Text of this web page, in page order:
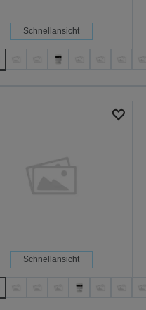
Schnellansicht
Schnellansicht